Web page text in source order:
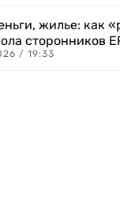
жилье: как
сторонников
/ 19:33